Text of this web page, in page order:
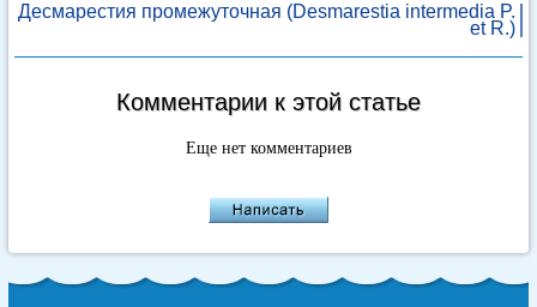
Десмарестия промежуточная (Desmarestia intermedia P.
et R.)
Комментарии к этой статье
Еще нет комментариев